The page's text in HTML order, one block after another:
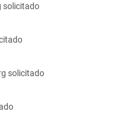
solicitado
solicitado